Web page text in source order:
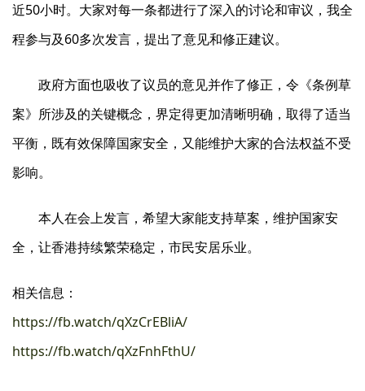
近50小时。大家对每一条都进行了深入的讨论和审议，我全
程参与及60多次发言，提出了意见和修正建议。
政府方面也吸收了议员的意见并作了修正，令《条例草
案》所涉及的关键概念，界定得更加清晰明确，取得了适当
平衡，既有效保障国家安全，又能维护大家的合法权益不受
影响。
本人在会上发言，希望大家能支持草案，维护国家安
全，让香港持续繁荣稳定，市民安居乐业。
相关信息：
https://fb.watch/qXzCrEBliA/
https://fb.watch/qXzFnhFthU/